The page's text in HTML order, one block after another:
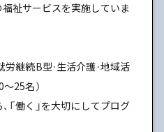
祉サービスを実施していま
労継続B型・生活介護・地域活
25名）
「働く」を大切にしてプログ